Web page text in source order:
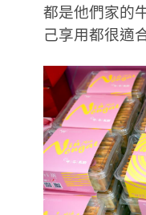
都是他們家的
己享用都很適